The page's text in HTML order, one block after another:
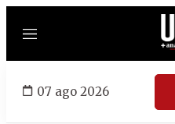
Menú
07 ago 2026